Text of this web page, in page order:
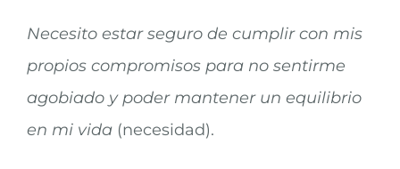
Necesito estar seguro de cumplir con mis
propios compromisos para no sentirme
agobiado y poder mantener un equilibrio
en mi vida (necesidad).